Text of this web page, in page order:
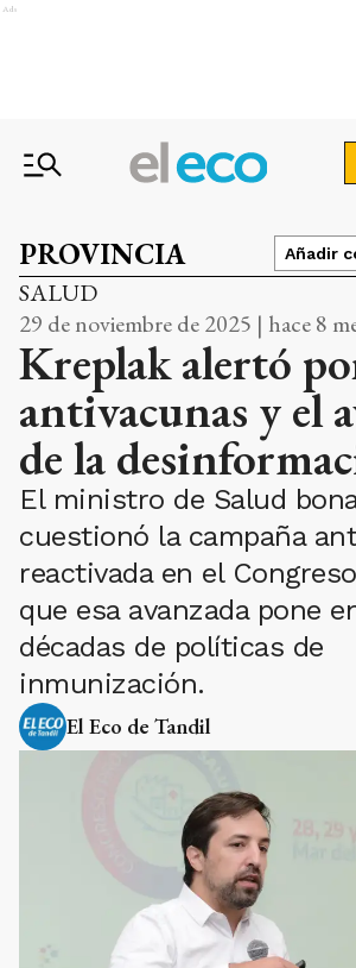
Ads
PROVINCIA Añadir
SALUD
29 de noviembre de 2025 | hace 8
Kreplak alertó
antivacunas y el
de la
El ministro de Salud
cuestionó la campaña
reactivada en el
que esa avanzada pone
décadas de políticas de
inmunización.
El Eco de Tandil